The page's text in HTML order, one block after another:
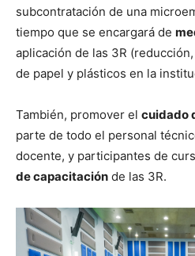
subcontratación de una
tiempo que se encargará de
aplicación de las 3R
de papel y plásticos en la
También, promover el cuidado
parte de todo el personal
docente, y participantes de
de capacitación de las 3R.